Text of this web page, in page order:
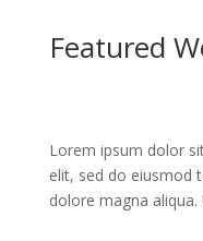
Featured
Lorem ipsum dolor
elit, sed do eiusmod
dolore magna